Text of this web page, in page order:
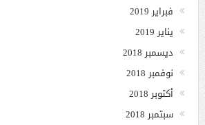
فبراير 2019
يناير 2019
ديسمبر 2018
نوفمبر 2018
أكتوبر 2018
سبتمبر 2018